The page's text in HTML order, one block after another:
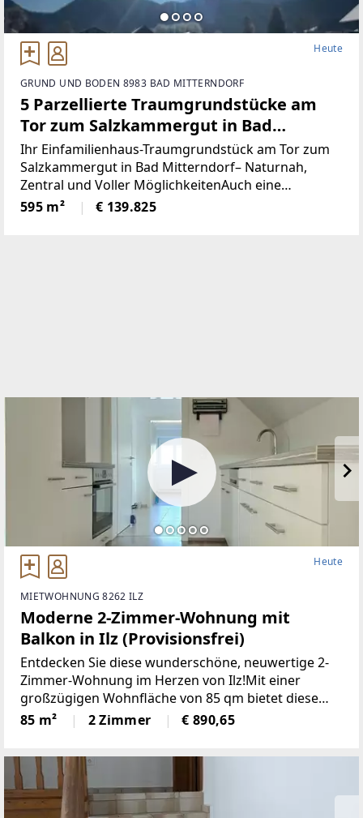
Heute
GRUND UND BODEN 8983 BAD MITTERNDORF
5 Parzellierte Traumgrundstücke am
Tor zum Salzkammergut in Bad
Mitterndorf - naturnah, zentral und
voller Möglichkeiten (Provisionsfrei)
Ihr Einfamilienhaus-Traumgrundstück am Tor zum
Salzkammergut in Bad Mitterndorf– Naturnah,
Zentral und Voller MöglichkeitenAuch eine
touristische Vermietung ist nach Absprache mit der
Gemeinde möglich.Die Loipe und Therme
595 m² € 139.825
Heute
MIETWOHNUNG 8262 ILZ
Moderne 2-Zimmer-Wohnung mit
Balkon in Ilz (Provisionsfrei)
Entdecken Sie diese wunderschöne, neuwertige 2-
Zimmer-Wohnung im Herzen von Ilz!Mit einer
großzügigen Wohnfläche von 85 qm bietet diese
Wohnung den idealen Raumfür Singles oder Paare.
Die lichtdurchfluteten Räume überzeugen durch
85 m² 2 Zimmer € 890,65